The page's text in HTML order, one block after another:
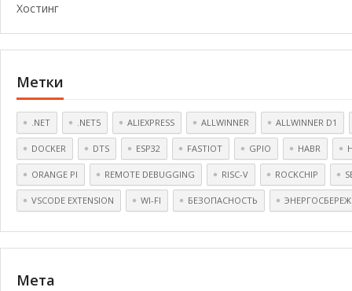
Хостинг
Метки
.NET .NET5 ALIEXPRESS ALLWINNER ALLWINNER D1
DOCKER DTS ESP32 FASTIOT GPIO HABR
ORANGE PI REMOTE DEBUGGING RISC-V ROCKCHIP
VSCODE EXTENSION WI-FI БЕЗОПАСНОСТЬ
Мета